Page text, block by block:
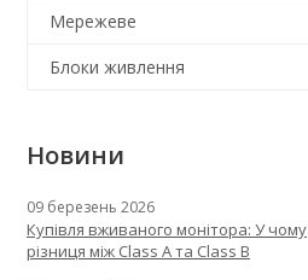
Мережеве
Блоки живлення
Новини
09 березень 2026
Купівля вживаного монітора: У чому
різниця між Class A та Class B